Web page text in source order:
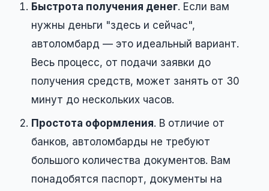
Быстрота получения денег. Если вам
нужны деньги "здесь и сейчас",
автоломбард — это идеальный вариант.
Весь процесс, от подачи заявки до
получения средств, может занять от 30
минут до нескольких часов.
Простота оформления. В отличие от
банков, автоломбарды не требуют
большого количества документов. Вам
понадобятся паспорт, документы на